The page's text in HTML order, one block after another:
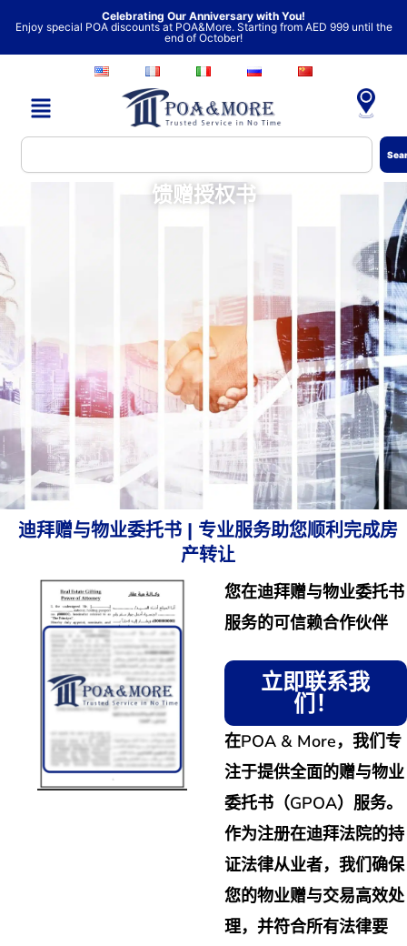
内
Celebrating Our Anniversary with You!
Enjoy special POA discounts at POA&More. Starting from AED 999 until the
end of October!
Search
馈赠授权书
迪拜赠与物业委托书 | 专业服务助您顺利完成房
产转让
您在迪拜赠与物业委托书
服务的可信赖合作伙伴
立即联系我
们！
在POA & More，我们专
注于提供全面的赠与物业
委托书（GPOA）服务。
作为注册在迪拜法院的持
证法律从业者，我们确保
您的物业赠与交易高效处
理，并符合所有法律要